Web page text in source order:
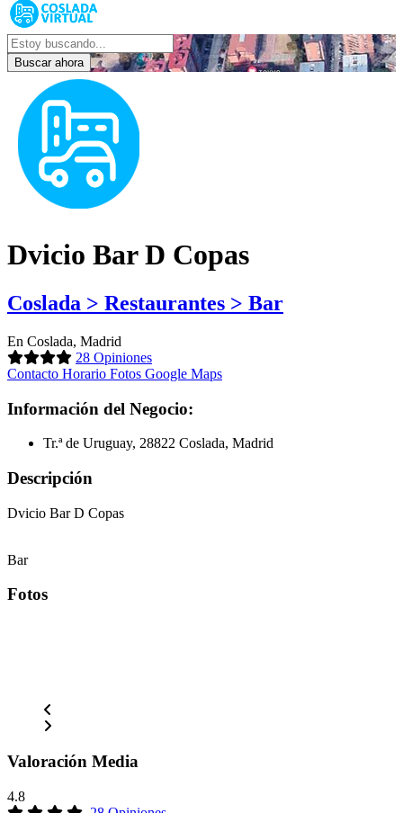
Buscar ahora
Dvicio Bar D Copas
Coslada > Restaurantes > Bar
En Coslada, Madrid
28 Opiniones
Contacto Horario Fotos Google Maps
Información del Negocio:
Tr.ª de Uruguay, 28822 Coslada, Madrid
Descripción
Dvicio Bar D Copas
Bar
Fotos
Valoración Media
4.8